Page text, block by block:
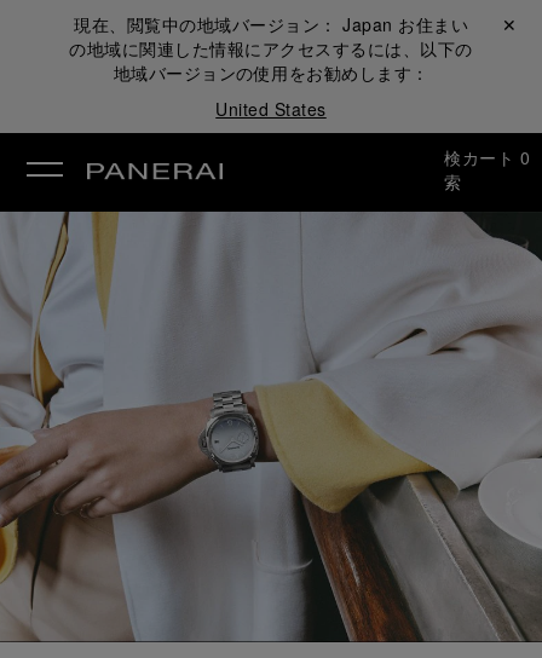
現在、閲覧中の地域バージョン： Japan お住まい
の地域に関連した情報にアクセスするには、以下の
地域バージョンの使用をお勧めします：
United States
閉じる ✕
検
索
カート 0